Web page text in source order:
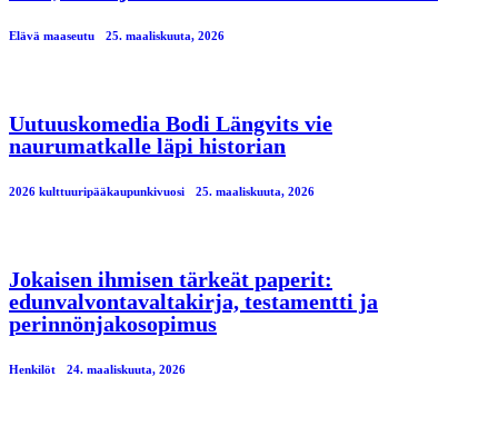
Elävä maaseutu 25. maaliskuuta, 2026
Uutuuskomedia Bodi Längvits vie
naurumatkalle läpi historian
2026 kulttuuripääkaupunkivuosi 25. maaliskuuta, 2026
Jokaisen ihmisen tärkeät paperit:
edunvalvontavaltakirja, testamentti ja
perinnönjakosopimus
Henkilöt 24. maaliskuuta, 2026